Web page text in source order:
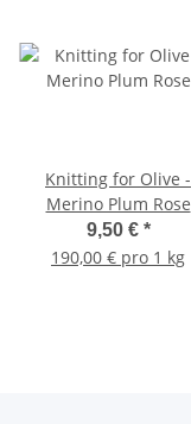
Knitting for Olive -
Merino Plum Rose
9,50 € *
190,00 € pro 1 kg